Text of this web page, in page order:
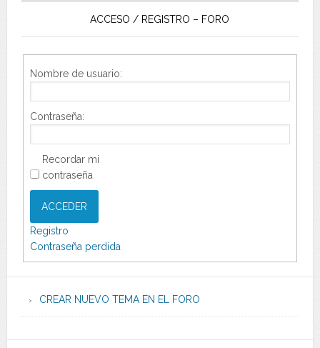
ACCESO / REGISTRO – FORO
Nombre de usuario:
Contraseña:
Recordar mi
contraseña
ACCEDER
Registro
Contraseña perdida
CREAR NUEVO TEMA EN EL FORO